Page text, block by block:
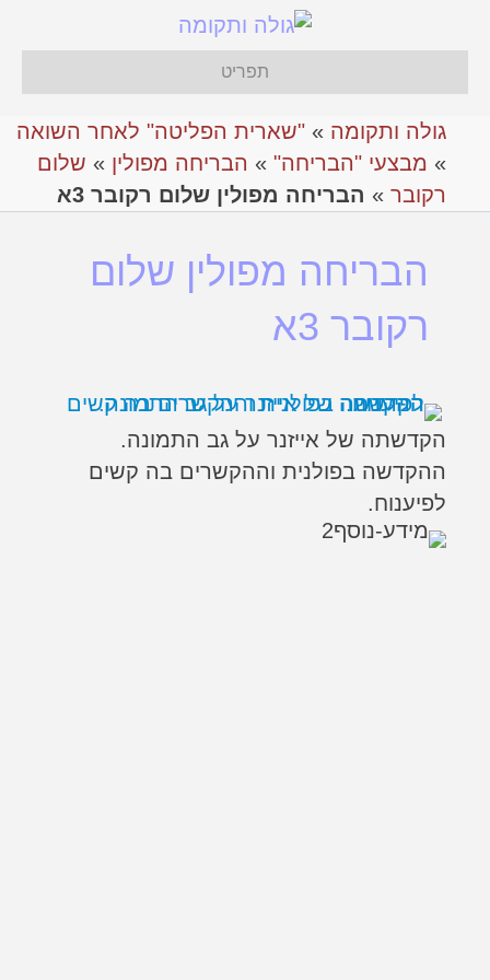
תפריט
גולה ותקומה » "שארית הפליטה" לאחר השואה
» מבצעי "הבריחה" » אהבריחה מפולין » שלום
רקובר » הבריחה מפולין שלום רקובר 3א
הבריחה מפולין שלום
רקובר 3א
הקדשתה של אייזנר על גב התמונה.
ההקדשה בפולנית וההקשרים בה קשים
לפיענוח.